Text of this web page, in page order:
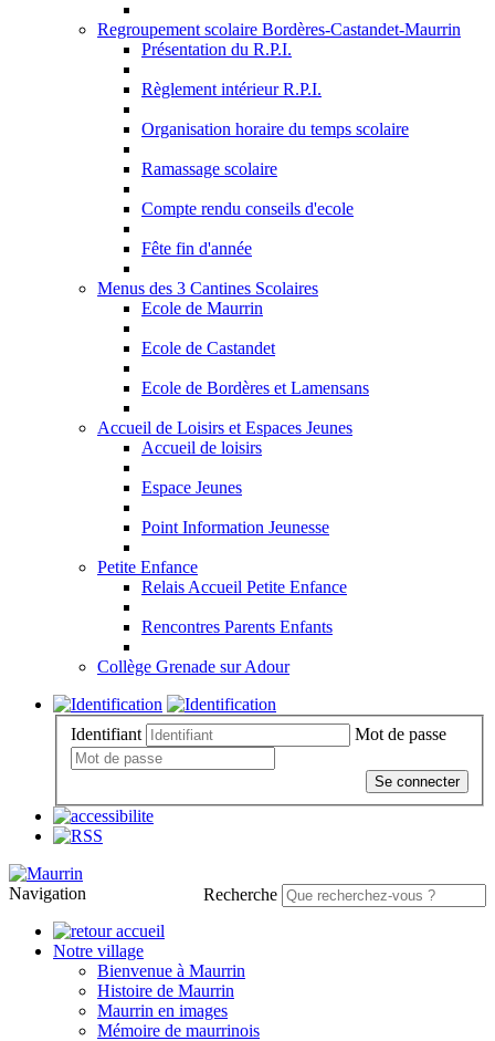
Regroupement scolaire Bordères-Castandet-Maurrin
Présentation du R.P.I.
Règlement intérieur R.P.I.
Organisation horaire du temps scolaire
Ramassage scolaire
Compte rendu conseils d'ecole
Fête fin d'année
Menus des 3 Cantines Scolaires
Ecole de Maurrin
Ecole de Castandet
Ecole de Bordères et Lamensans
Accueil de Loisirs et Espaces Jeunes
Accueil de loisirs
Espace Jeunes
Point Information Jeunesse
Petite Enfance
Relais Accueil Petite Enfance
Rencontres Parents Enfants
Collège Grenade sur Adour
Identifiant Mot de passe
Se connecter
Recherche
Navigation
Notre village
Bienvenue à Maurrin
Histoire de Maurrin
Maurrin en images
Mémoire de maurrinois